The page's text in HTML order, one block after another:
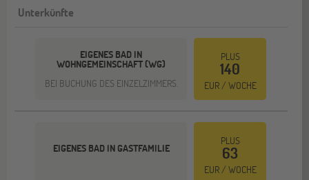
Unterkünfte
EIGENES BAD IN
WOHNGEMEINSCHAFT (WG)
BEI BUCHUNG DES EINZELZIMMERS.
PLUS
140
EUR / WOCHE
EIGENES BAD IN GASTFAMILIE
PLUS
63
EUR / WOCHE